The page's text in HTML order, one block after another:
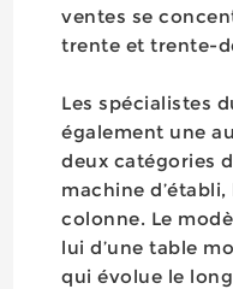
ventes se
trente et trente-
Les spécialistes
également une
deux catégories
machine
colonne. Le
lui d’une table
qui évolue le